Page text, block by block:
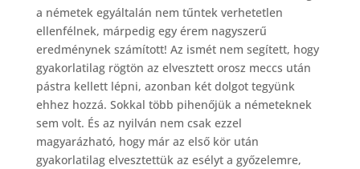
a németek egyáltalán nem tűntek verhetetlen
ellenfélnek, márpedig egy érem nagyszerű
eredménynek számított! Az ismét nem segített, hogy
gyakorlatilag rögtön az elvesztett orosz meccs után
pástra kellett lépni, azonban két dolgot tegyünk
ehhez hozzá. Sokkal több pihenőjük a németeknek
sem volt. És az nyilván nem csak ezzel
magyarázható, hogy már az első kör után
gyakorlatilag elvesztettük az esélyt a győzelemre,